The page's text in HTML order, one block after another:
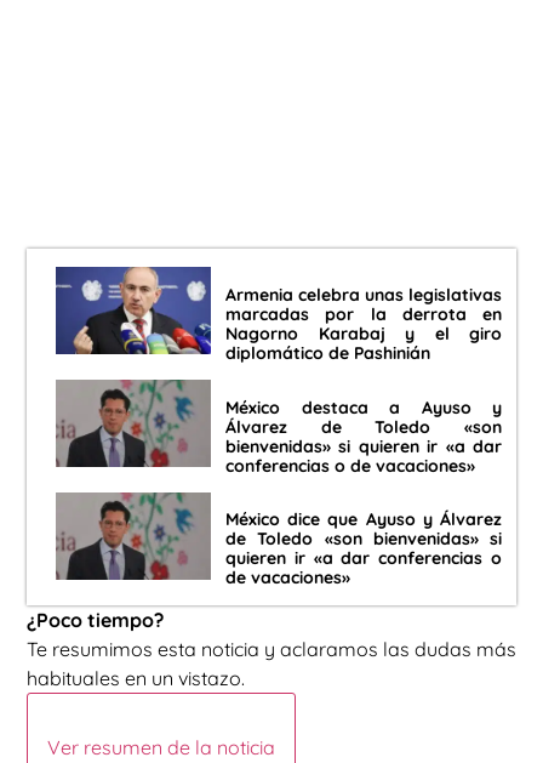
Armenia celebra unas legislativas
marcadas por la derrota en
Nagorno Karabaj y el giro
diplomático de Pashinián
México destaca a Ayuso y
Álvarez de Toledo «son
bienvenidas» si quieren ir «a dar
conferencias o de vacaciones»
México dice que Ayuso y Álvarez
de Toledo «son bienvenidas» si
quieren ir «a dar conferencias o
de vacaciones»
¿Poco tiempo?
Te resumimos esta noticia y aclaramos las dudas más
habituales en un vistazo.
Ver resumen de la noticia